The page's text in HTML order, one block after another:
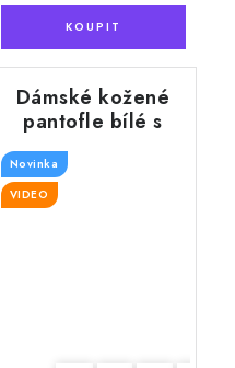
Dámské kožené
pantofle bílé s
květy, plná špička
Novinka
VIDEO